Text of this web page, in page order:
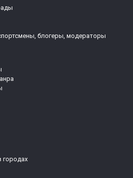
блогеры, модераторы
городах